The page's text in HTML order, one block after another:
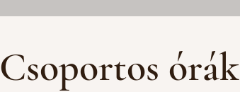
Csoportos órák